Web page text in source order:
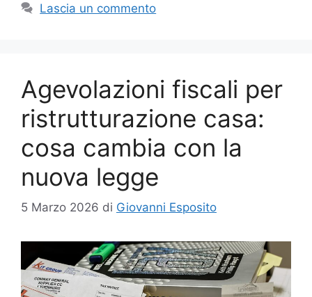
Lascia un commento
Agevolazioni fiscali per
ristrutturazione casa:
cosa cambia con la
nuova legge
5 Marzo 2026 di Giovanni Esposito